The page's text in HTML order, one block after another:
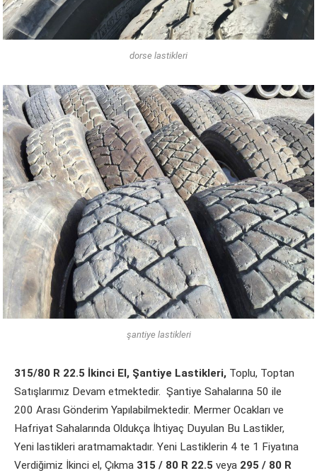
dorse lastikleri
şantiye lastikleri
315/80 R 22.5 İkinci El, Şantiye Lastikleri, Toplu, Toptan
Satışlarımız Devam etmektedir. Şantiye Sahalarına 50 ile
200 Arası Gönderim Yapılabilmektedir. Mermer Ocakları ve
Hafriyat Sahalarında Oldukça İhtiyaç Duyulan Bu Lastikler,
Yeni lastikleri aratmamaktadır. Yeni Lastiklerin 4 te 1 Fiyatına
Verdiğimiz İkinci el, Çıkma 315 / 80 R 22.5 veya 295 / 80 R